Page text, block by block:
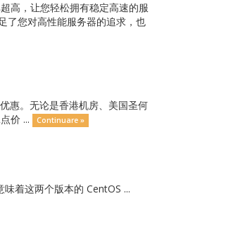
高，让您轻松拥有稳定高速的服
您对高性能服务器的追求，也
惠。无论是香港机房、美国圣何
价 ...
Continuare »
着这两个版本的 CentOS ...